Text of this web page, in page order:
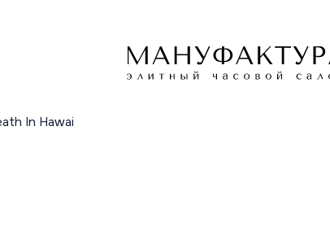
In Hawai